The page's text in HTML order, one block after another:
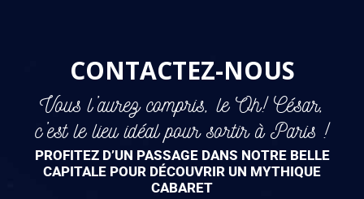
CONTACTEZ-NOUS
Vous l’aurez compris, le Oh! César,
c’est le lieu idéal pour sortir à Paris !
PROFITEZ D’UN PASSAGE DANS NOTRE BELLE
CAPITALE POUR DÉCOUVRIR UN MYTHIQUE
CABARET